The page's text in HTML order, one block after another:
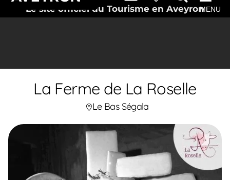
Le site officiel du Tourisme en AveyronMENU
La Ferme de La Roselle
Le Bas Ségala